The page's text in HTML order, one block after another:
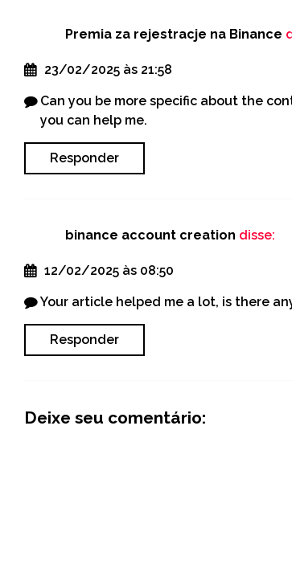
Premia za rejestracje na Binance
23/02/2025 às 21:58
Can you be more specific about the
you can help me.
Responder
binance account creation disse:
12/02/2025 às 08:50
Your article helped me a lot, is there
Responder
Deixe seu comentário: